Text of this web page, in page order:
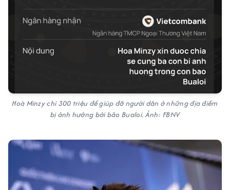
Hoà Minzy chi 300 triệu để giúp đỡ người dân ở những địa điểm
bị ảnh hưởng bởi bão Bualoi. Ảnh: FBNV